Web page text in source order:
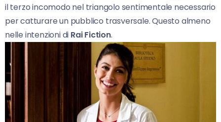
il terzo incomodo nel triangolo sentimentale necessario
per catturare un pubblico trasversale. Questo almeno
nelle intenzioni di Rai Fiction.